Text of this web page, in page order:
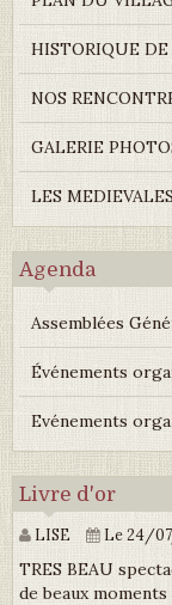
HISTORIQUE
NOS
GALERIE
LES
Agenda
Assemblées
Événements
Evénements
Livre d'or
LISE Le 24/
TRES BEAU
de beaux